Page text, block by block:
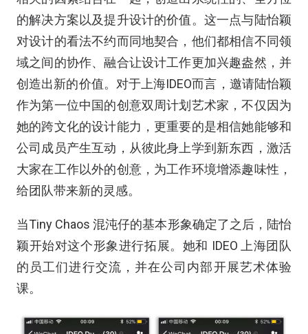
的解决方案以及提升设计的价值。这一点与陆怡颖
对设计的看法不约而同地契合，他们都相信不同领
域之间的协作、融合让设计工作更加兴趣盎然，并
创造出新的价值。对于上海IDEO而言，邀请陆怡颖
作为第一位中国的创意双周计划艺术家，不仅因为
她的跨文化的设计能力，更重要的是相信她能够和
公司成员产生互动，从彼此身上学到新东西，激活
大家在工作以外的创意，为工作环境增添趣味性，
给团队带来新的灵感。
当Tiny Chaos 混沌仔的基本形象确定了之后，陆怡
颖开始对这个形象进行拓展。她和 IDEO 上海团队
的员工们进行交流，并在公司内部开展艺术体验
课。